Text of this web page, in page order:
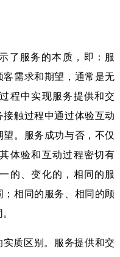
了服务的本质，即：服
需求和期望，通常是无
程中实现服务提供和交
触过程中通过体验互动
。服务成功与否，不仅
体验和互动过程密切有
的、变化的，相同的服
相同的服务、相同的顾
质区别。服务提供和交